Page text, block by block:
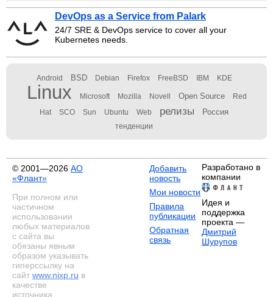
DevOps as a Service from Palark
24/7 SRE & DevOps service to cover all your
Kubernetes needs.
Android BSD Debian Firefox FreeBSD IBM KDE
Linux Microsoft Mozilla Novell Open Source Red
Hat SCO Sun Ubuntu Web релизы Россия
тенденции
© 2001—2026 АО
«Флант»
При полном или
частичном
использовании
любых материалов
с сайта вы
обязаны явным
образом указывать
гиперссылку на
сайт www.nixp.ru в
качестве
источника.
Добавить
новость
Мои новости
Правила
публикации
Обратная
связь
Разработано в
компании
Идея и
поддержка
проекта —
Дмитрий
Шурупов